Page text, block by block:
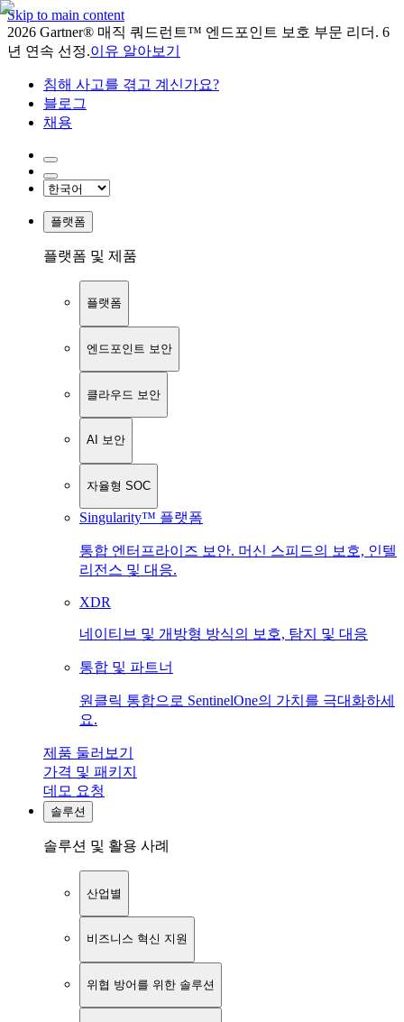
Skip to main content
2026 Gartner® 매직 쿼드런트™ 엔드포인트 보호 부문 리더. 6
년 연속 선정.이유 알아보기
침해 사고를 겪고 계신가요?
블로그
채용
플랫폼
플랫폼 및 제품
플랫폼
엔드포인트 보안
클라우드 보안
AI 보안
자율형 SOC
Singularity™ 플랫폼
통합 엔터프라이즈 보안. 머신 스피드의 보호, 인텔
리전스 및 대응.
XDR
네이티브 및 개방형 방식의 보호, 탐지 및 대응
통합 및 파트너
원클릭 통합으로 SentinelOne의 가치를 극대화하세
요.
제품 둘러보기
가격 및 패키지
데모 요청
솔루션
솔루션 및 활용 사례
산업별
비즈니스 혁신 지원
위협 방어를 위한 솔루션